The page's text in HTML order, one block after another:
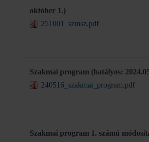
október 1.)
251001_szmsz.pdf
Szakmai program (hatályos:
240516_szakmai_program.pdf
Szakmai program 1. számú